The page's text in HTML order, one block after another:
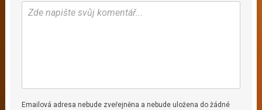
Emailová adresa nebude zveřejněna a nebude uložena do žádné